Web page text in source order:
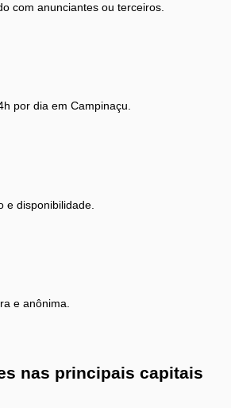
com anunciantes ou terceiros.
por dia em Campinaçu.
e disponibilidade.
e anônima.
nas principais capitais